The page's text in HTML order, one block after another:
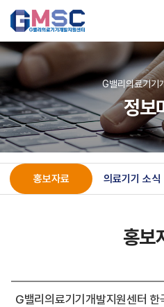
G밸리의료기기
정보
홍보자료 의료기기 소식
홍보
G밸리의료기기개발지원센터